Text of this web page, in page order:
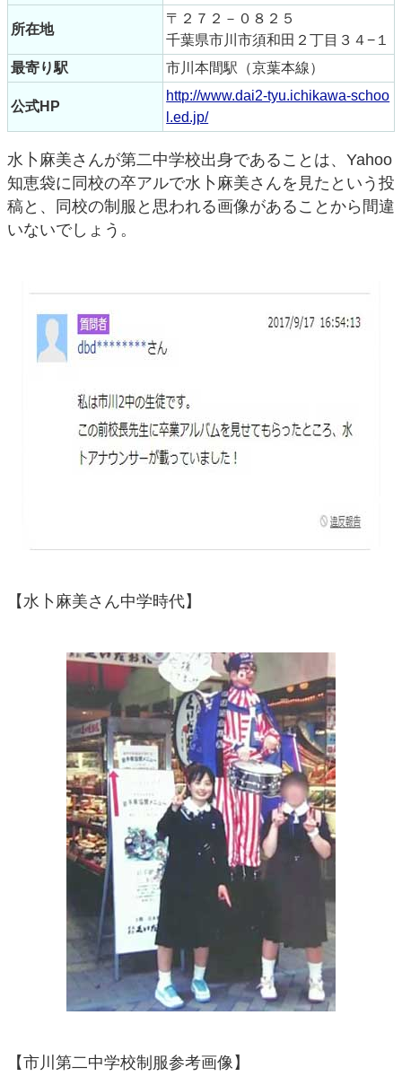
所在地
〒２７２－０８２５
千葉県市川市須和田２丁目３４−１
最寄り駅
市川本間駅（京葉本線）
公式HP
http://www.dai2-tyu.ichikawa-schoo
l.ed.jp/
水卜麻美さんが第二中学校出身であることは、Yahoo
知恵袋に同校の卒アルで水卜麻美さんを見たという投
稿と、同校の制服と思われる画像があることから間違
いないでしょう。
【水卜麻美さん中学時代】
【市川第二中学校制服参考画像】